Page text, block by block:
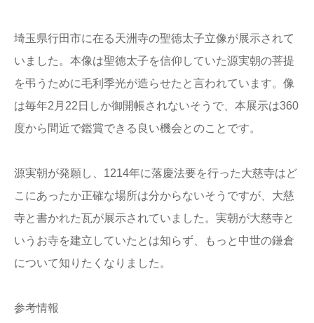
埼玉県行田市に在る天洲寺の聖徳太子立像が展示されて
いました。本像は聖徳太子を信仰していた源実朝の菩提
を弔うために毛利季光が造らせたと言われています。像
は毎年2月22日しか御開帳されないそうで、本展示は360
度から間近で鑑賞できる良い機会とのことです。
源実朝が発願し、1214年に落慶法要を行った大慈寺はど
こにあったか正確な場所は分からないそうですが、大慈
寺と書かれた瓦が展示されていました。実朝が大慈寺と
いうお寺を建立していたとは知らず、もっと中世の鎌倉
について知りたくなりました。
参考情報